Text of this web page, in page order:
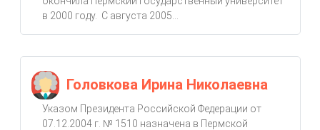
в 2000 году. С августа 2005...
Головкова Ирина Николаевна
Указом Президента Российской Федерации от
07.12.2004 г. № 1510 назначена в Пермской